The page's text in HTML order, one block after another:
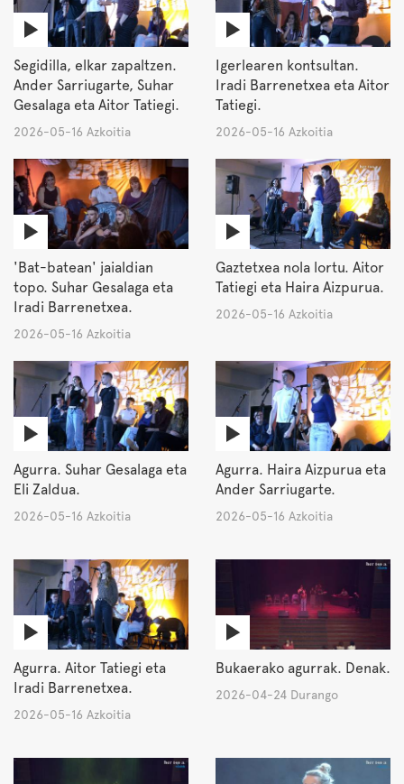
Segidilla, elkar zapaltzen.
Ander Sarriugarte, Suhar
Gesalaga eta Aitor Tatiegi.
2026-05-16 Azkoitia
Igerlearen kontsultan.
Iradi Barrenetxea eta Aitor
Tatiegi.
2026-05-16 Azkoitia
'Bat-batean' jaialdian
topo. Suhar Gesalaga eta
Iradi Barrenetxea.
2026-05-16 Azkoitia
Gaztetxea nola lortu. Aitor
Tatiegi eta Haira Aizpurua.
2026-05-16 Azkoitia
Agurra. Suhar Gesalaga eta
Eli Zaldua.
2026-05-16 Azkoitia
Agurra. Haira Aizpurua eta
Ander Sarriugarte.
2026-05-16 Azkoitia
Agurra. Aitor Tatiegi eta
Iradi Barrenetxea.
2026-05-16 Azkoitia
Bukaerako agurrak. Denak.
2026-04-24 Durango